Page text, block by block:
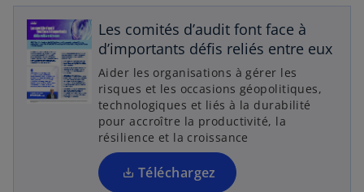
Les comités d’audit font face à
d’importants défis reliés entre eux
Aider les organisations à gérer les
risques et les occasions géopolitiques,
technologiques et liés à la durabilité
pour accroître la productivité, la
résilience et la croissance
Téléchargez
v
r
e
a
n
s
u
n